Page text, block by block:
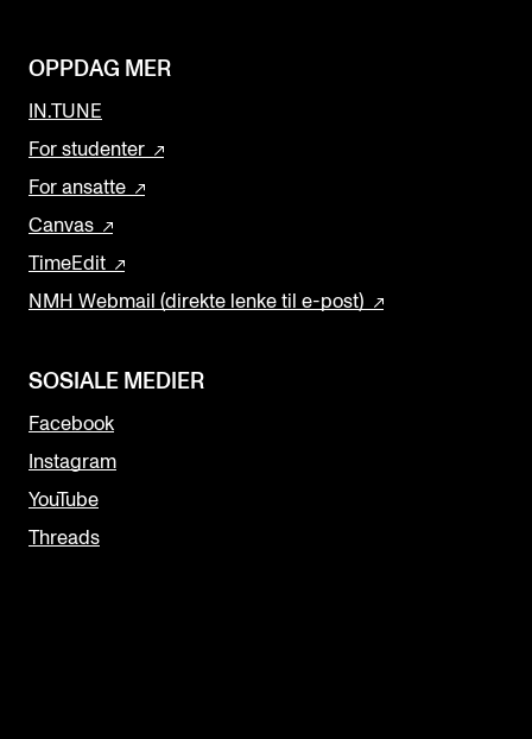
OPPDAG MER
IN.TUNE
For studenter
For ansatte
Canvas
TimeEdit
NMH Webmail (direkte lenke til e-post)
SOSIALE MEDIER
Facebook
Instagram
YouTube
Threads